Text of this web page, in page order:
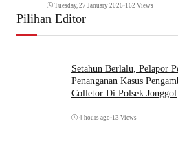
Tuesday, 27 January 2026•162 Views
Pilihan Editor
Setahun Berlalu, Pelapor
Penanganan Kasus
Colletor Di Polsek Jonggol
4 hours ago •13 Views